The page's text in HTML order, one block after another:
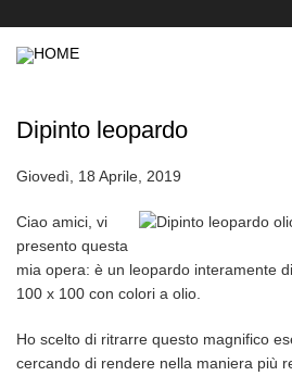
main
Dipinto leopardo
Giovedì, 18 Aprile, 2019
Ciao amici, vi
presento questa
mia opera: è un leopardo interamente
100 x 100 con colori a olio.
Ho scelto di ritrarre questo magnifico
cercando di rendere nella maniera più